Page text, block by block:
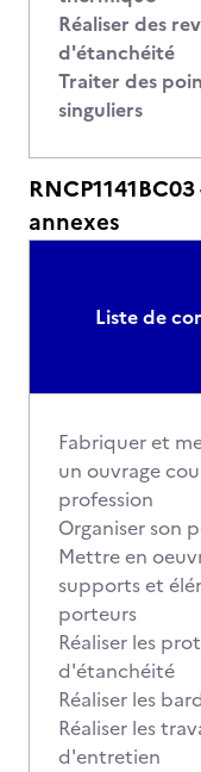
Réaliser des
d'étanchéité
Traiter des
singuliers
annexes
Liste de
Fabriquer et
un ouvrage
profession
Organiser son
Mettre en
supports et
porteurs
Réaliser les
d'étanchéité
Réaliser les
Réaliser les
d'entretien